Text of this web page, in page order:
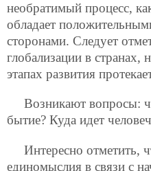
необратимый процесс,
обладает
сторонами. Следует
глобализации в странах,
этапах развития
Возникают вопросы:
бытие? Куда идет
Интересно отметить,
единомыслия в связи с